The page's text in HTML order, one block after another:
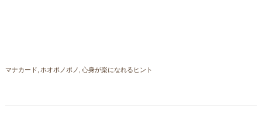
マナカード ホオポノポノ 心身が楽になれるヒント